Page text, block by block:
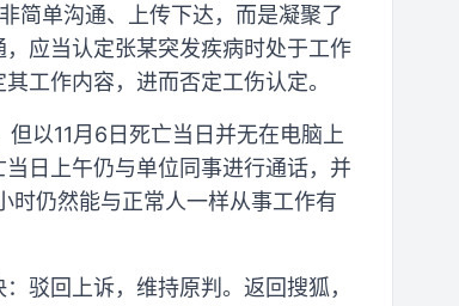
简单沟通、上传下达，而是凝聚了
应当认定张某突发疾病时处于工作
工作内容，进而否定工伤认定。
以11月6日死亡当日并无在电脑上
日上午仍与单位同事进行通话，并
时仍然能与正常人一样从事工作有
驳回上诉，维持原判。返回搜狐，